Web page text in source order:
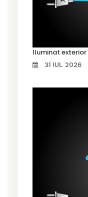
31 IUL. 2026